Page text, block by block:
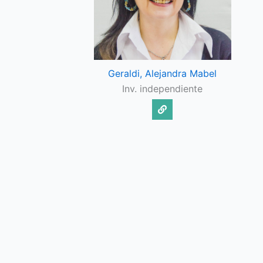
Geraldi, Alejandra Mabel
Inv. independiente